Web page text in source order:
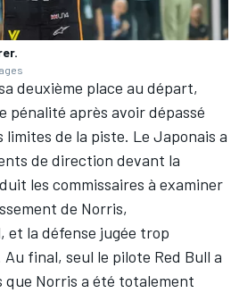
deuxième place au départ,
pénalité après avoir dépassé
limites de la piste. Le Japonais a
de direction devant la
les commissaires à examiner
de Norris,
et la défense jugée trop
Au final, seul le pilote Red Bull a
Norris a été totalement